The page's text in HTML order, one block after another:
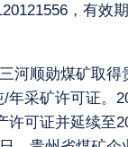
，有效
河顺勋煤矿取得
年采矿许可证。
许可证并延续至